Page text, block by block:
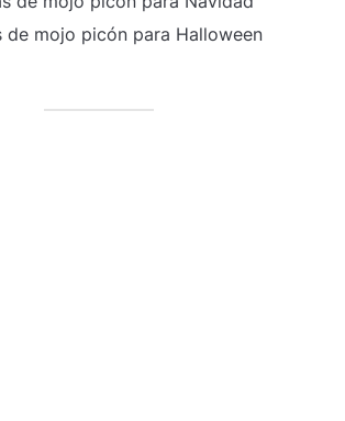
de mojo picón para Halloween